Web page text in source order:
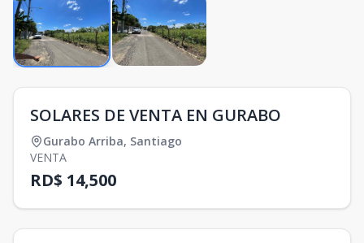
SOLARES DE VENTA EN GURABO
Gurabo Arriba, Santiago
VENTA
RD$ 14,500